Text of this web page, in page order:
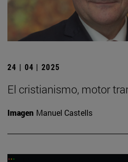
24 | 04 | 2025
El cristianismo, motor
Imagen Manuel Castells